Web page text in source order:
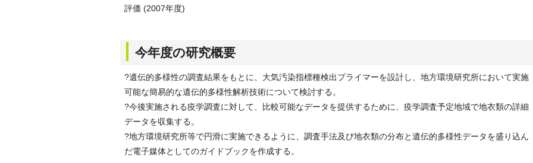
評価 (2007年度)
今年度の研究概要
?遺伝的多様性の調査結果をもとに、大気汚染指標種検出プライマーを設計し、地方環境研究所において実施
可能な簡易的な遺伝的多様性解析技術について検討する。
?今後実施される疫学調査に対して、比較可能なデータを提供するために、疫学調査予定地域で地衣類の詳細
データを収集する。
?地方環境研究所等で円滑に実施できるように、調査手法及び地衣類の分布と遺伝的多様性データを盛り込ん
だ電子媒体としてのガイドブックを作成する。